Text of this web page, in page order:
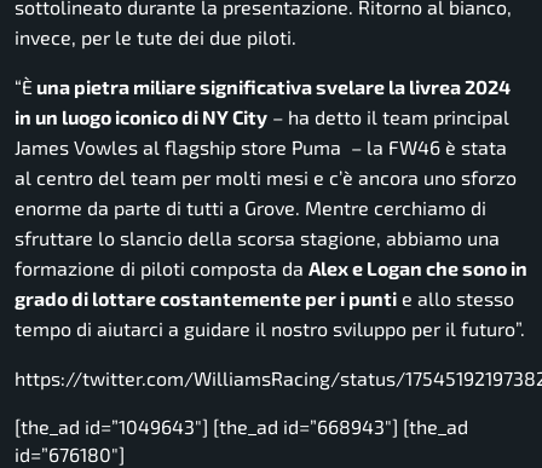
sottolineato durante la presentazione. Ritorno al bianco,
invece, per le tute dei due piloti.
“È una pietra miliare significativa svelare la livrea 2024
in un luogo iconico di NY City – ha detto il team principal
James Vowles al flagship store Puma – la FW46 è stata
al centro del team per molti mesi e c’è ancora uno sforzo
enorme da parte di tutti a Grove. Mentre cerchiamo di
sfruttare lo slancio della scorsa stagione, abbiamo una
formazione di piloti composta da Alex e Logan che sono in
grado di lottare costantemente per i punti e allo stesso
tempo di aiutarci a guidare il nostro sviluppo per il futuro”.
https://twitter.com/WilliamsRacing/status/
[the_ad id=”1049643″] [the_ad id=”668943″] [the_ad
id=”676180″]